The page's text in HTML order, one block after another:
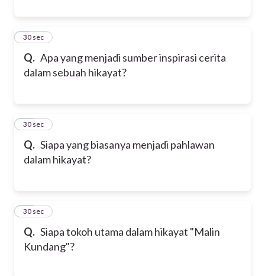
Q. Apa yang menjadi sumber inspirasi cerita
dalam sebuah hikayat?
9
30 sec
Q. Siapa yang biasanya menjadi pahlawan
dalam hikayat?
10
30 sec
Q. Siapa tokoh utama dalam hikayat "Malin
Kundang"?
11
30 sec